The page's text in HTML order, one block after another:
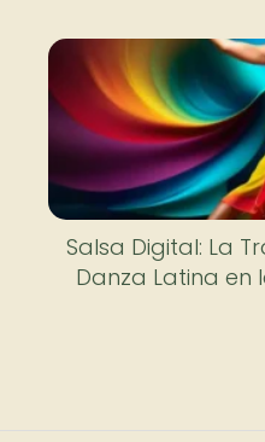
Salsa Digital: La
Danza Latina en